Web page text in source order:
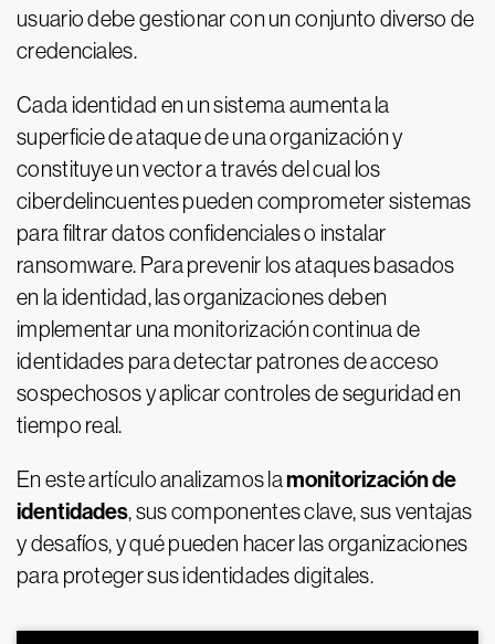
usuario debe gestionar con un conjunto diverso de
credenciales.
Cada identidad en un sistema aumenta la
superficie de ataque de una organización y
constituye un vector a través del cual los
ciberdelincuentes pueden comprometer sistemas
para filtrar datos confidenciales o instalar
ransomware. Para prevenir los ataques basados
en la identidad, las organizaciones deben
implementar una monitorización continua de
identidades para detectar patrones de acceso
sospechosos y aplicar controles de seguridad en
tiempo real.
En este artículo analizamos lamonitorización de
identidades, sus componentes clave, sus ventajas
y desafíos, y qué pueden hacer las organizaciones
para proteger sus identidades digitales.